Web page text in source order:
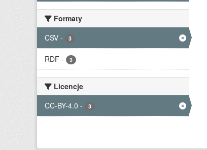
Formaty
CSV - 3
RDF - 3
Licencje
CC-BY-4.0 - 3